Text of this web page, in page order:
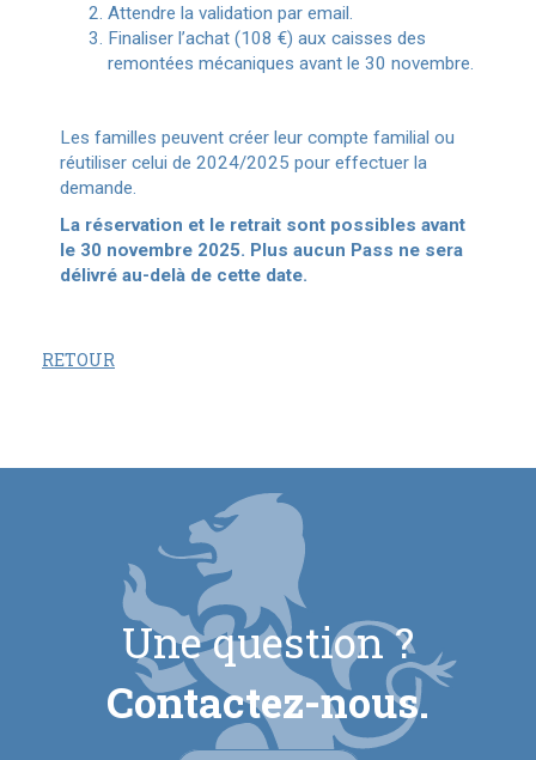
Attendre la validation par email.
Finaliser l’achat (108 €) aux caisses des
remontées mécaniques avant le 30 novembre.
Les familles peuvent créer leur compte familial ou
réutiliser celui de 2024/2025 pour effectuer la
demande.
La réservation et le retrait sont possibles avant
le 30 novembre 2025. Plus aucun Pass ne sera
délivré au-delà de cette date.
RETOUR
Une question ?
Contactez-nous.